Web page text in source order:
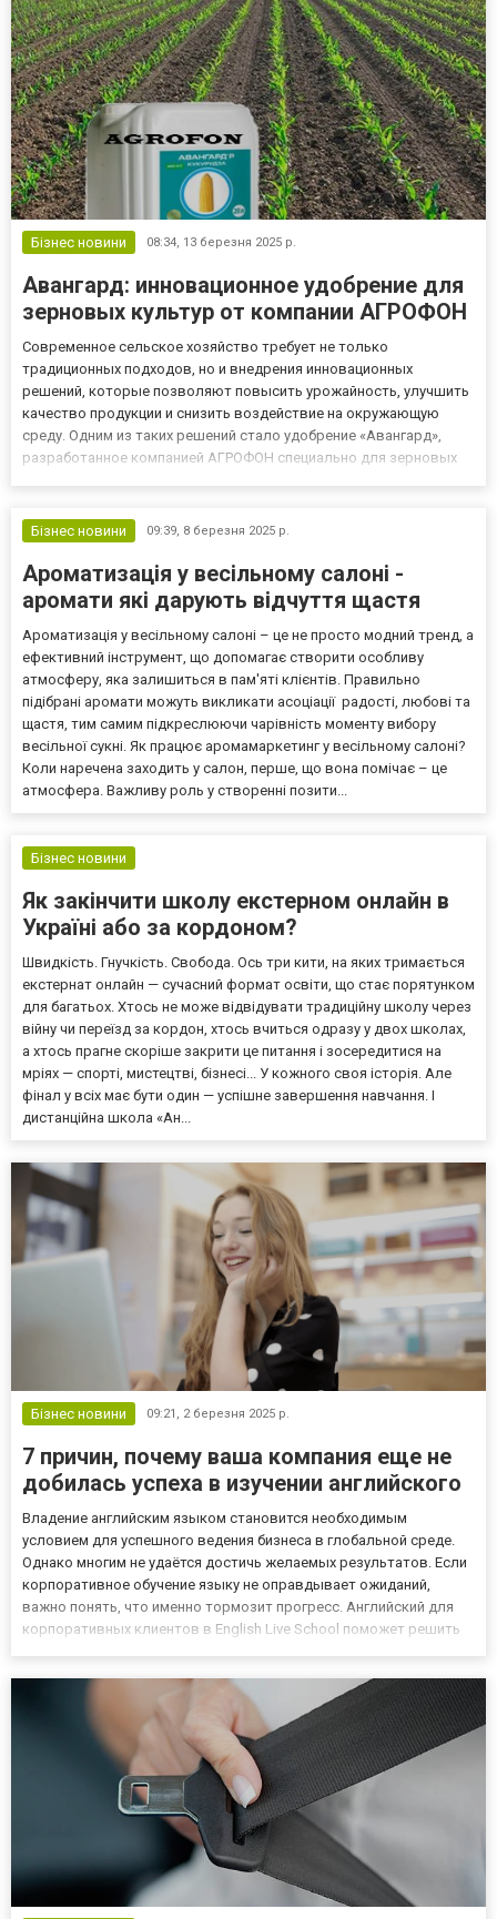
Бізнес новини 08:34, 13 березня 2025 р.
Авангард: инновационное удобрение для
зерновых культур от компании АГРОФОН
Современное сельское хозяйство требует не только
традиционных подходов, но и внедрения инновационных
решений, которые позволяют повысить урожайность, улучшить
качество продукции и снизить воздействие на окружающую
среду. Одним из таких решений стало удобрение «Авангард»,
разработанное компанией АГРОФОН специально для зерновых
удобрение для з...
Бізнес новини 09:39, 8 березня 2025 р.
Ароматизація у весільному салоні -
аромати які дарують відчуття щастя
Ароматизація у весільному салоні – це не просто модний тренд, а
ефективний інструмент, що допомагає створити особливу
атмосферу, яка залишиться в пам'яті клієнтів. Правильно
підібрані аромати можуть викликати асоціації радості, любові та
щастя, тим самим підкреслюючи чарівність моменту вибору
весільної сукні. Як працює аромамаркетинг у весільному салоні?
Коли наречена заходить у салон, перше, що вона помічає – це
атмосфера. Важливу роль у створенні позити...
Бізнес новини
Як закінчити школу екстерном онлайн в
Україні або за кордоном?
Швидкість. Гнучкість. Свобода. Ось три кити, на яких тримається
екстернат онлайн — сучасний формат освіти, що стає порятунком
для багатьох. Хтось не може відвідувати традиційну школу через
війну чи переїзд за кордон, хтось вчиться одразу у двох школах,
а хтось прагне скоріше закрити це питання і зосередитися на
мріях — спорті, мистецтві, бізнесі... У кожного своя історія. Але
фінал у всіх має бути один — успішне завершення навчання. І
дистанційна школа «Ан...
Бізнес новини 09:21, 2 березня 2025 р.
7 причин, почему ваша компания еще не
добилась успеха в изучении английского
Владение английским языком становится необходимым
условием для успешного ведения бизнеса в глобальной среде.
Однако многим не удаётся достичь желаемых результатов. Если
корпоративное обучение языку не оправдывает ожиданий,
важно понять, что именно тормозит прогресс. Английский для
корпоративных клиентов в English Live School поможет решить